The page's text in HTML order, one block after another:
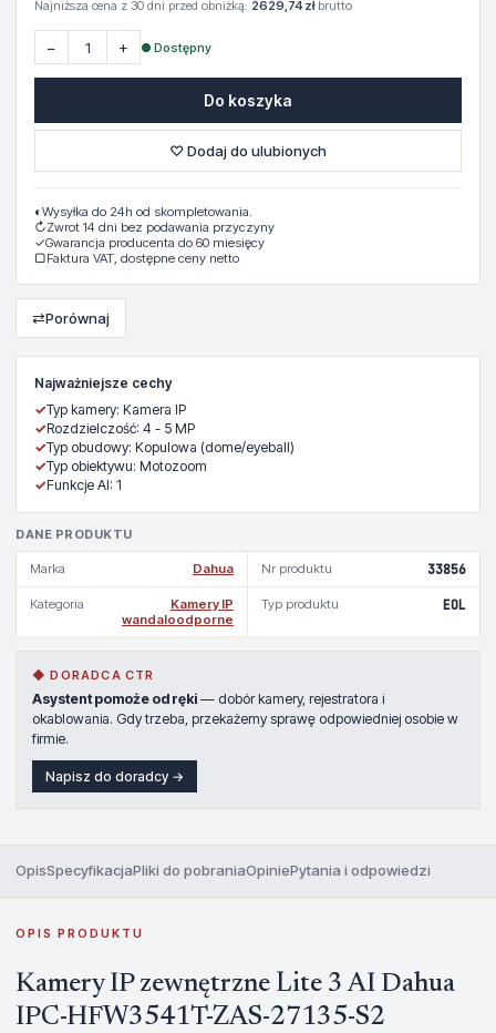
Najważniejsze cechy
✓Typ kamery: Kamera IP
✓Rozdzielczość: 4 - 5 MP
✓Typ obudowy: Kopulowa (dome/eyeball)
✓Typ obiektywu: Motozoom
✓Funkcje AI: 1
DANE PRODUKTU
Marka Dahua Nr produktu 33856
Kategoria
Kamery IP
wandaloodporne
Typ produktu EOL
◆ DORADCA CTR
Asystent pomoże od ręki — dobór kamery, rejestratora i
okablowania. Gdy trzeba, przekażemy sprawę odpowiedniej osobie w
firmie.
Napisz do doradcy →
Najniższa cena z 30 dni przed obniżką: 2629,74 złbrutto
− + ● Dostępny
Do koszyka
♡ Dodaj do ulubionych
◐ Wysyłka do 24h od skompletowania.
↻Zwrot 14 dni bez podawania przyczyny
✓Gwarancja producenta do 60 miesięcy
▢Faktura VAT, dostępne ceny netto
⇄Porównaj
OpisSpecyfikacjaPliki do pobraniaOpiniePytania i odpowiedzi
OPIS PRODUKTU
Kamery IP zewnętrzne Lite 3 AI Dahua
IPC-HFW3541T-ZAS-27135-S2